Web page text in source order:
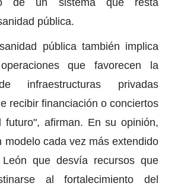
pública.
pública también implica
que favorecen la
infraestructuras privadas
recibir financiación o conciertos
futuro", afirman. En su opinión,
modelo cada vez más extendido
que desvía recursos que
al fortalecimiento del